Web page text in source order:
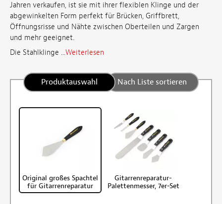
Jahren verkaufen, ist sie mit ihrer flexiblen Klinge und der
abgewinkelten Form perfekt für Brücken, Griffbrett,
Öffnungsrisse und Nähte zwischen Oberteilen und Zargen
und mehr geeignet.
Die Stahlklinge ...Weiterlesen
Produktauswahl Nach Liste sortieren
Original großes Spachtel
für Gitarrenreparatur
Gitarrenreparatur-
Palettenmesser, 7er-Set